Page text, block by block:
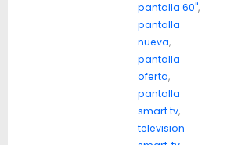
pantalla 60",
pantalla
nueva,
pantalla
oferta,
pantalla
smart tv,
television